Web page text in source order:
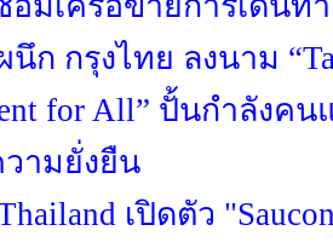
ก กรุงไทย ลงนาม
for All” ปั้นกำลังค
ามยั่งยืน
เปิดตัว